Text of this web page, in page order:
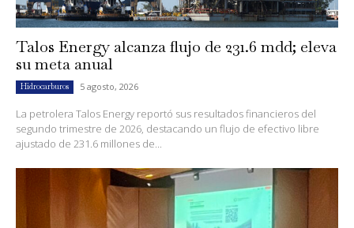
Talos Energy alcanza flujo de 231.6 mdd; eleva
su meta anual
Hidrocarburos 5 agosto, 2026
La petrolera Talos Energy reportó sus resultados financieros del
segundo trimestre de 2026, destacando un flujo de efectivo libre
ajustado de 231.6 millones de...